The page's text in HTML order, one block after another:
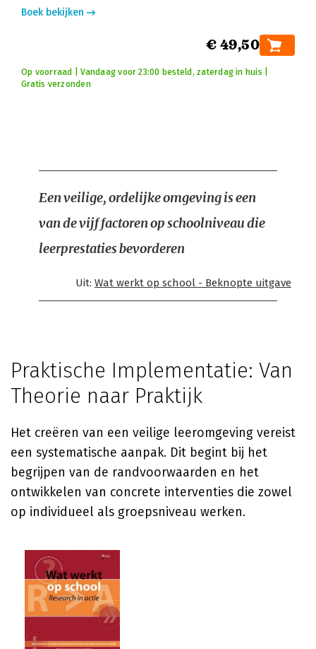
Boek bekijken
€ 49,50
Op voorraad | Vandaag voor 23:00 besteld, zaterdag in huis |
Gratis verzonden
Een veilige, ordelijke omgeving is een
van de vijf factoren op schoolniveau die
leerprestaties bevorderen
Uit: Wat werkt op school - Beknopte uitgave
Praktische Implementatie: Van
Theorie naar Praktijk
Het creëren van een veilige leeromgeving vereist
een systematische aanpak. Dit begint bij het
begrijpen van de randvoorwaarden en het
ontwikkelen van concrete interventies die zowel
op individueel als groepsniveau werken.